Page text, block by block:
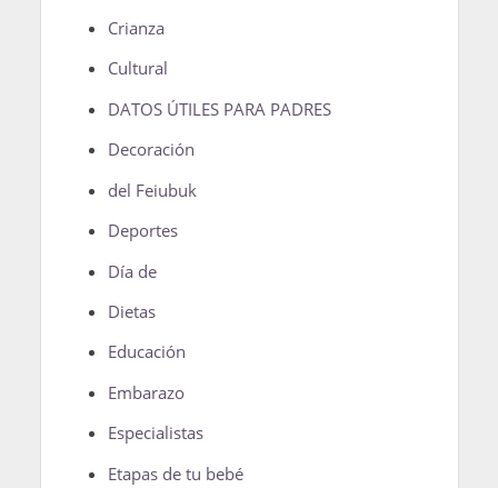
Crianza
Cultural
DATOS ÚTILES PARA PADRES
Decoración
del Feiubuk
Deportes
Día de
Dietas
Educación
Embarazo
Especialistas
Etapas de tu bebé